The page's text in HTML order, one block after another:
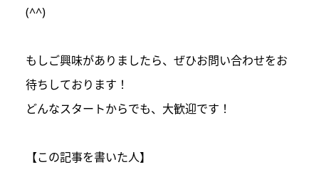
(^^)
もしご興味がありましたら、ぜひお問い合わせをお
待ちしております！
どんなスタートからでも、大歓迎です！
【この記事を書いた人】